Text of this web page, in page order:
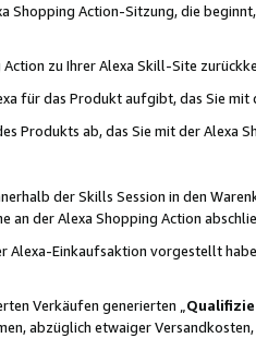
Shopping Action-Sitzung, die
zu Ihrer Alexa Skill-Site
für das Produkt aufgibt, das Sie mit
Produkts ab, das Sie mit der Alexa
der Skills Session in den
an der Alexa Shopping Action
Einkaufsaktion vorgestellt
Verkäufen generierten „
abzüglich etwaiger